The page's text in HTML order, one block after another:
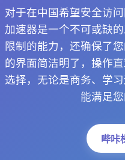
对于在中国希望安全访
加速器是一个不可或缺
限制的能力，还确保了
的界面简洁明了，操作
选择，无论是商务、学
能满足您
哔咔